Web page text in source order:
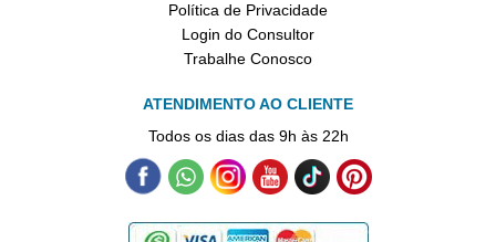
Política de Privacidade
Login do Consultor
Trabalhe Conosco
ATENDIMENTO AO CLIENTE
Todos os dias das 9h às 22h